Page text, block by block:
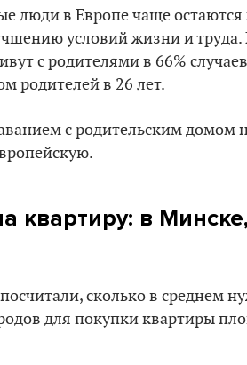
люди в Европе чаще
условий жизни и труда.
с родителями в 66%
родителей в 26 лет.
с родительским домом
квартиру: в
сколько в среднем
для покупки квартиры